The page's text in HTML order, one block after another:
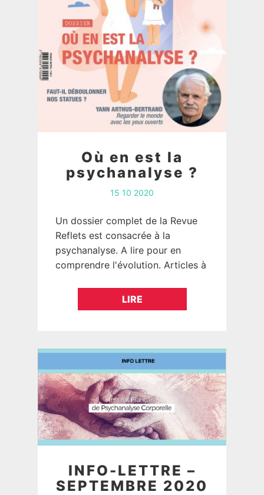
Où en est la
psychanalyse ?
15 10 2020
Un dossier complet de la Revue
Reflets est consacrée à la
psychanalyse. A lire pour en
comprendre l'évolution. Articles à
site https://revue-
reflets.org/produit/revue-reflets-
LIRE
INFO-LETTRE –
SEPTEMBRE 2020